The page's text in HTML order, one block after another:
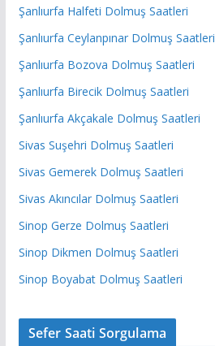
Şanlıurfa Halfeti Dolmuş Saatleri
Şanlıurfa Ceylanpınar Dolmuş Saatleri
Şanlıurfa Bozova Dolmuş Saatleri
Şanlıurfa Birecik Dolmuş Saatleri
Şanlıurfa Akçakale Dolmuş Saatleri
Sivas Suşehri Dolmuş Saatleri
Sivas Gemerek Dolmuş Saatleri
Sivas Akıncılar Dolmuş Saatleri
Sinop Gerze Dolmuş Saatleri
Sinop Dikmen Dolmuş Saatleri
Sinop Boyabat Dolmuş Saatleri
Sefer Saati Sorgulama